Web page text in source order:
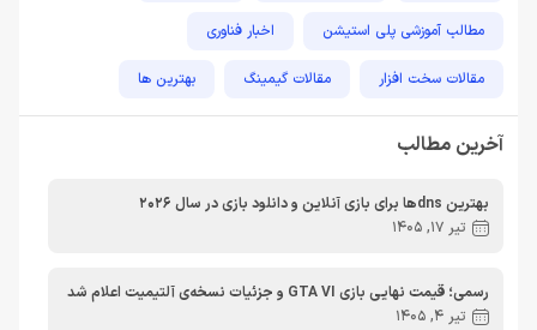
مطالب آموزشی پلی استیشن اخبار فناوری
مقالات سخت افزار مقالات گیمینگ بهترین ها
مطالب آموزشی ایکس باکس
آخرین مطالب
بهترین dnsها برای بازی آنلاین و دانلود بازی در سال 2026
تیر 17, 1405
رسمی؛ قیمت نهایی بازی GTA VI و جزئیات نسخه‌ی آلتیمیت اعلام شد
تیر 4, 1405